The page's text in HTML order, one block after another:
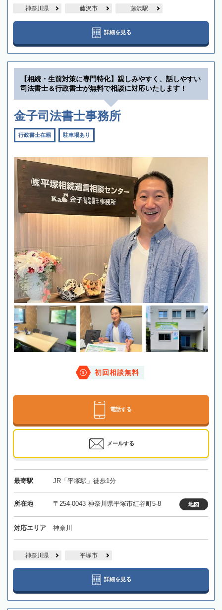
神奈川県 藤沢市 藤沢駅
詳細を見る
【相続・生前対策に専門特化】親しみやすく、話しやすい
司法書士＆行政書士が無料で相談に対応いたします！
金子司法書士事務所
行政書士在籍 駐車場あり
初回相談無料
電話する
メールする
最寄駅 JR「平塚駅」徒歩1分
所在地 〒254-0043 神奈川県平塚市紅谷町5-8 地図
対応エリア 神奈川
神奈川県 平塚市
詳細を見る